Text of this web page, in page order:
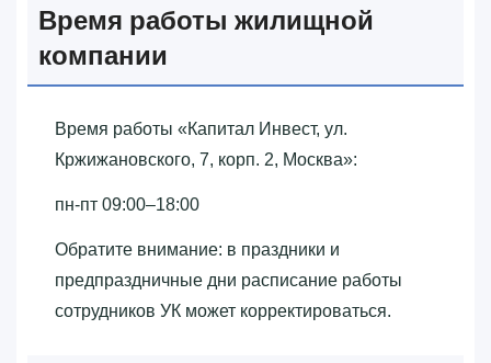
Время работы жилищной
компании
Время работы «‎Капитал Инвест, ул.
Кржижановского, 7, корп. 2, Москва»‎:
пн-пт 09:00–18:00
Обратите внимание: в праздники и
предпраздничные дни расписание работы
сотрудников УК может корректироваться.